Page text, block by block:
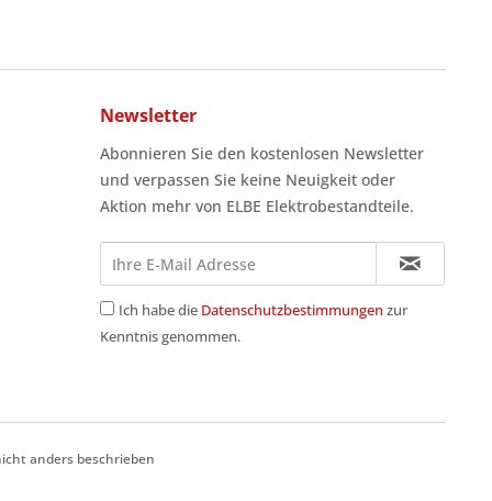
Newsletter
Abonnieren Sie den kostenlosen Newsletter
und verpassen Sie keine Neuigkeit oder
Aktion mehr von ELBE Elektrobestandteile.
Ich habe die Datenschutzbestimmungen zur
Kenntnis genommen.
anders beschrieben